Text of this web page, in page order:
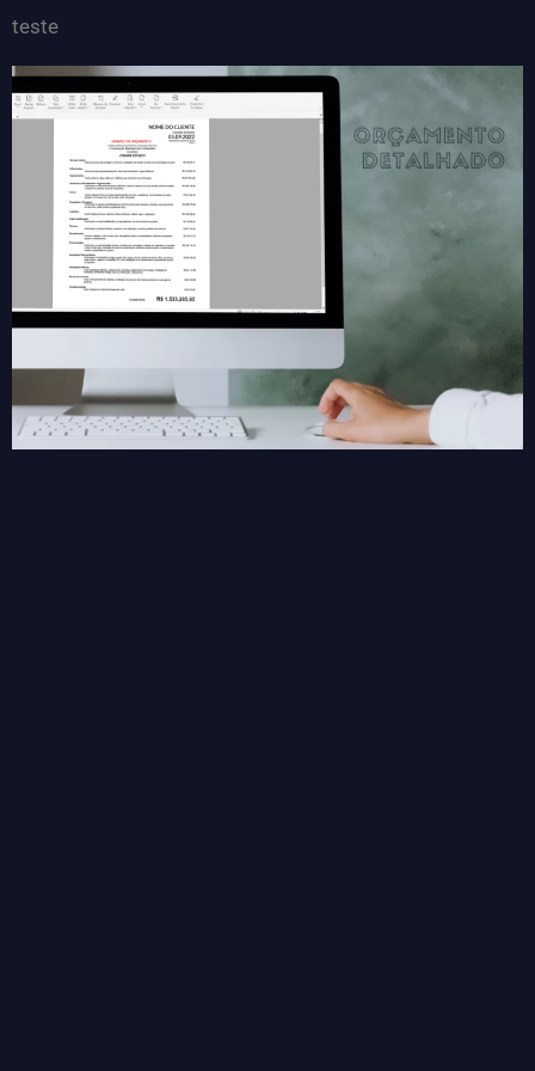
teste